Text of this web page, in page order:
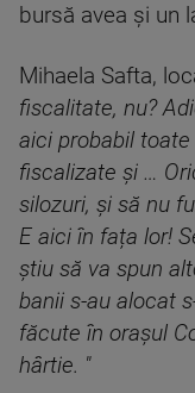
bursă avea și un
Mihaela Safta,
fiscalitate, nu?
aici probabil
fiscalizate și …
silozuri, și să nu
E aici în fața lor!
știu să va spun
banii s-au alocat
făcute în orașul
hârtie. "